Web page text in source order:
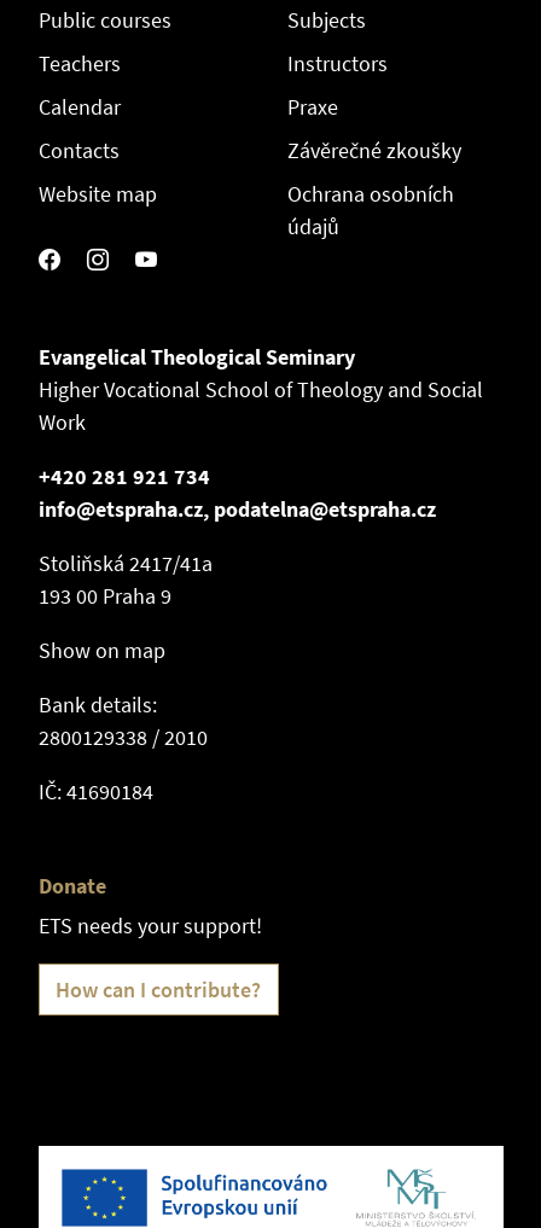
Public courses
Teachers
Calendar
Contacts
Website map
Subjects
Instructors
Praxe
Závěrečné zkoušky
Ochrana osobních
údajů
Evangelical Theological Seminary
Higher Vocational School of Theology and Social
Work
+420 281 921 734
info@etspraha.cz, podatelna@etspraha.cz
Stoliňská 2417/41a
193 00 Praha 9
Show on map
Bank details:
2800129338 / 2010
IČ: 41690184
Donate
ETS needs your support!
How can I contribute?